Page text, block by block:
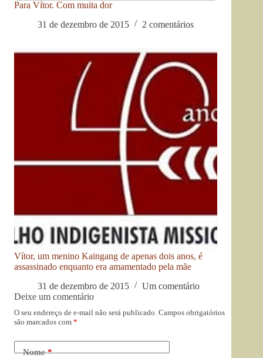
Para Vítor. Com muita dor
31 de dezembro de 2015
2 comentários
Vítor, um menino Kaingang de apenas dois anos, é
assassinado enquanto era amamentado pela mãe
31 de dezembro de 2015
Um comentário
Deixe um comentário
O seu endereço de e-mail não será publicado. Campos obrigatórios
são marcados com *
Nome*